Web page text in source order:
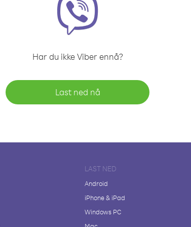
Har du ikke Viber ennå?
Last ned nå
LAST NED
Android
iPhone & iPad
Windows PC